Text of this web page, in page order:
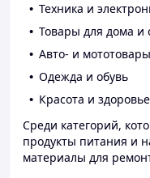
Техника и
Товары для дома и
Авто- и мототовары
Одежда и обувь
Красота и здоровье
Среди категорий,
продукты питания и
материалы для